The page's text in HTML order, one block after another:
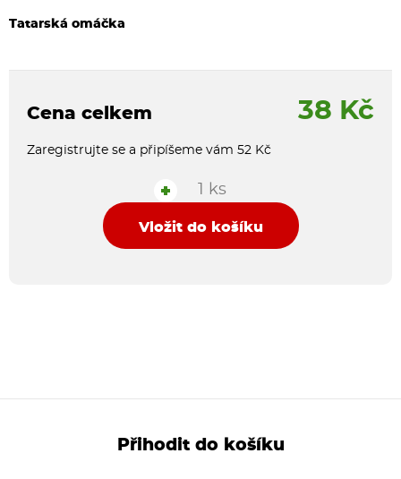
Tatarská omáčka
Cena celkem 38 Kč
Zaregistrujte se a připíšeme vám 52 Kč
+ 1 ks
Vložit do košíku
Přihodit do košíku